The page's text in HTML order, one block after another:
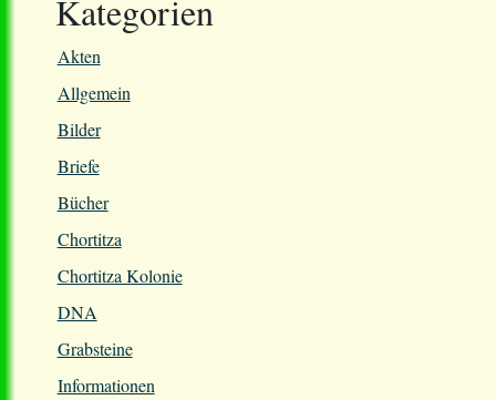
Kategorien
Akten
Allgemein
Bilder
Briefe
Bücher
Chortitza
Chortitza Kolonie
DNA
Grabsteine
Informationen